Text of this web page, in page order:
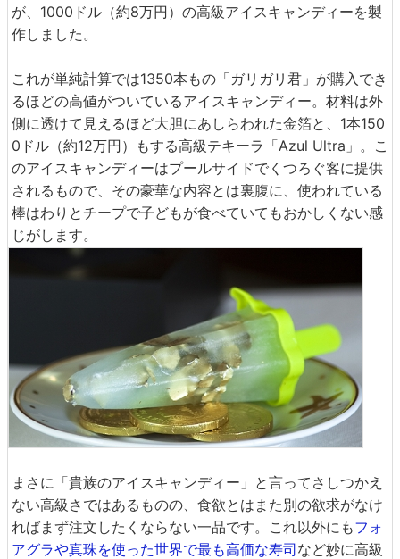
が、1000ドル（約8万円）の高級アイスキャンディーを製
作しました。
これが単純計算では1350本もの「ガリガリ君」が購入でき
るほどの高値がついているアイスキャンディー。材料は外
側に透けて見えるほど大胆にあしらわれた金箔と、1本150
0ドル（約12万円）もする高級テキーラ「Azul Ultra」。こ
のアイスキャンディーはプールサイドでくつろぐ客に提供
されるもので、その豪華な内容とは裏腹に、使われている
棒はわりとチープで子どもが食べていてもおかしくない感
じがします。
まさに「貴族のアイスキャンディー」と言ってさしつかえ
ない高級さではあるものの、食欲とはまた別の欲求がなけ
ればまず注文したくならない一品です。これ以外にもフォ
アグラや真珠を使った世界で最も高価な寿司など妙に高級